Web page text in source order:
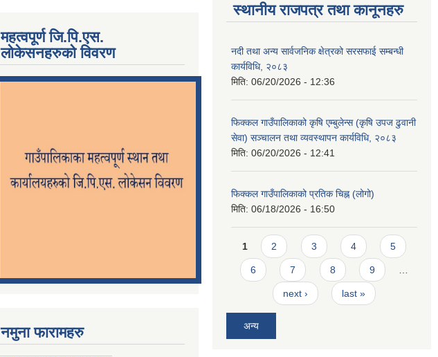
महत्वपूर्ण जि.पि.एस.
लोकेसनहरुको विवरण
नमुना फारामहरु
स्थानीय राजपत्र तथा कानूनहरु
नदी तथा अन्य सार्वजनिक क्षेत्रको सरसफाई सम्बन्धी
कार्यविधि, २०८३
मिति: 06/20/2026 - 12:36
फिक्कल गाउँपालिकाको कृषि एम्बुलेन्स (कृषि उपज ढुवानी
सेवा) सञ्चालन तथा व्यवस्थापन कार्यविधि, २०८३
मिति: 06/20/2026 - 12:41
फिक्कल गाउँपालिकाको प्रतिक चिह्न (लोगो)
मिति: 06/18/2026 - 16:50
Pages
1 2 3 4 5
6 7 8 9
next › last »
अन्य